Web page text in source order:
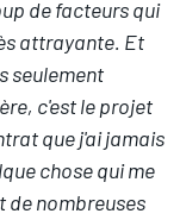
de facteurs qui
attrayante. Et
seulement
c'est le projet
que j'ai jamais
chose qui me
de nombreuses